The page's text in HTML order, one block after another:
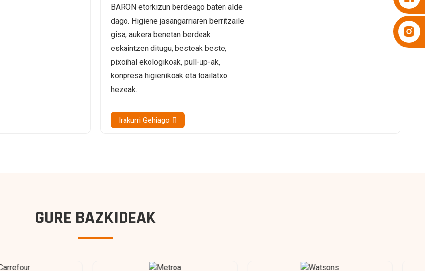
BARON etorkizun berdeago baten alde
dago. Higiene jasangarriaren berritzaile
gisa, aukera benetan berdeak
eskaintzen ditugu, besteak beste,
pixoihal ekologikoak, pull-up-ak,
konpresa higienikoak eta toailatxo
hezeak.
Irakurri Gehiago
GURE BAZKIDEAK